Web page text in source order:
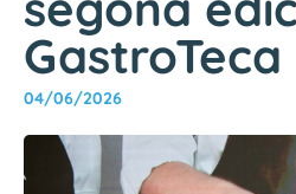
GastroTeca
04/06/2026